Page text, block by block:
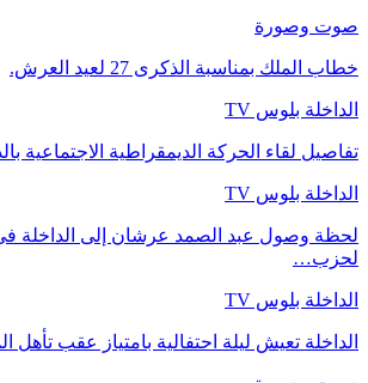
صوت وصورة
خطاب الملك بمناسبة الذكرى 27 لعيد العرش.
الداخلة بلوس TV
تفاصيل لقاء الحركة الديمقراطية الاجتماعية
الداخلة بلوس TV
لحظة وصول عبد الصمد عرشان إلى الداخلة في
لحزب…
الداخلة بلوس TV
الداخلة تعيش ليلة احتفالية بامتياز عقب تأهل